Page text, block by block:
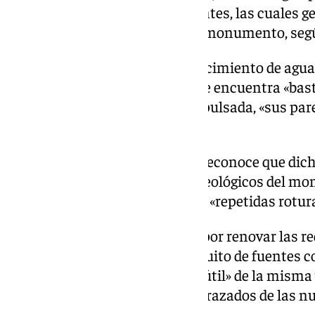
alimentación al circuito de fuentes, las cuales
en los restos arqueológicos del monumento,
La actual instalación de abastecimiento de
polietileno de baja densidad y se encuentra
ocasiona que, al ser una red impulsada, «sus
En este sentido, el documento reconoce que
desperfectos en los restos arqueológicos del
importancia» dar solución a las «repetidas
Así, la solución adoptada pasa por renovar las
distribución e impulsión al circuito de fuentes
que garantice «una mayor vida útil» de la
averías». Del mismo modo, los trazados de las